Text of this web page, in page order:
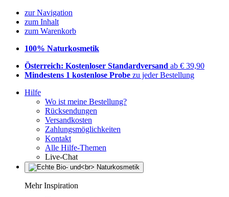
zur Navigation
zum Inhalt
zum Warenkorb
100% Naturkosmetik
Österreich: Kostenloser Standardversand ab € 39,90
Mindestens 1 kostenlose Probe zu jeder Bestellung
Hilfe
Wo ist meine Bestellung?
Rücksendungen
Versandkosten
Zahlungsmöglichkeiten
Kontakt
Alle Hilfe-Themen
Live-Chat
Mehr Inspiration